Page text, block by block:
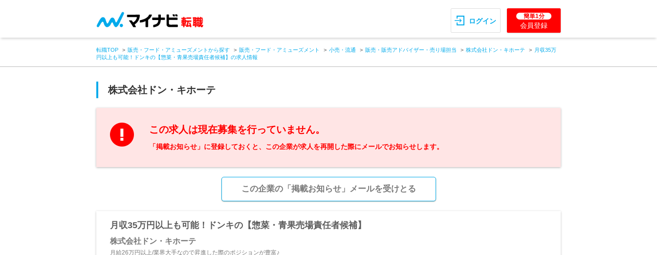
ログイン
簡単1分
会員登録
転職TOP 販売・フード・アミューズメントから探す 販売・フード・アミューズメント 小売・流通 販売・販売アドバイザー・売り場担当 株式会社ドン・キホーテ
月収35万
円以上も可能！ドンキの【惣菜・青果売場責任者候補】の求人情報
株式会社ドン・キホーテ
この求人は現在募集を行っていません。
「掲載お知らせ」に登録しておくと、この企業が求人を再開した際にメールでお知らせします。
この企業の「掲載お知らせ」メールを受けとる
月収35万円以上も可能！ドンキの【惣菜・青果売場責任者候補】
株式会社ドン・キホーテ
月給26万円以上/業界大手なので昇進した際のポジションが豊富♪